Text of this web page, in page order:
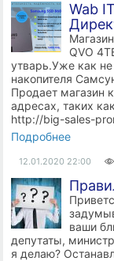
Wab IT
QVO
утварь.Уже как
накопителя
Продает магазин
адресах, таких
http://big-sales-
Подробнее
12.01.2020 22:00
ваши
депутаты,
я делаю?